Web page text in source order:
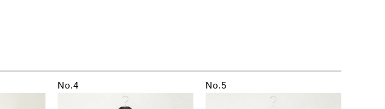
No.4 No.5